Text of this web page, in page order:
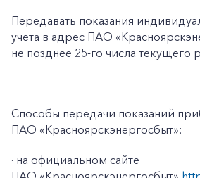
Передавать показания
учета в адрес ПАО
не позднее 25-го числа текущего
Способы передачи показаний
ПАО «Красноярскэнергосбыт»:
· на официальном сайте